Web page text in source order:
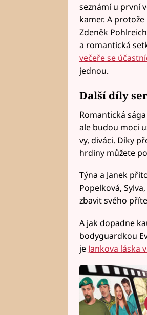
seznámí u první
kamer. A
Zdeněk
a romantická
večeře se
jednou.
Další díly
Romantická
ale budou moci
vy, diváci. Díky
hrdiny můžete
Týna a Janek
Popelková,
zbavit svého
A jak dopadne
bodyguardkou
je Jankova láska